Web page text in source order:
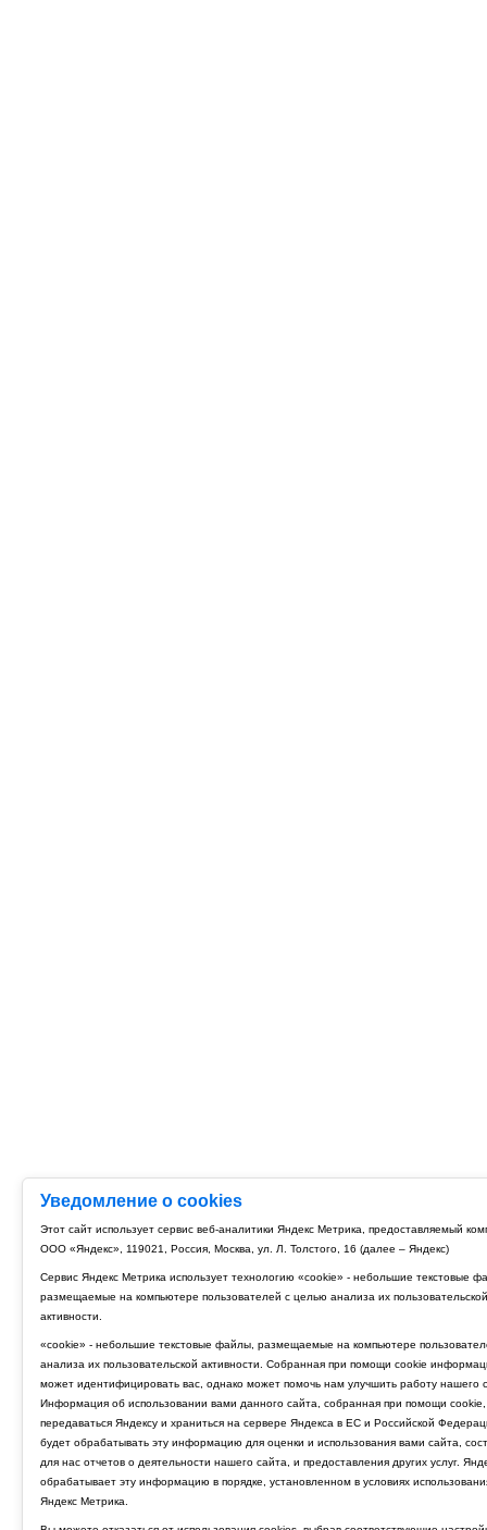
Уведомление о cookies
Этот сайт использует сервис веб-аналитики Яндекс Метрика, предоставляемый
ООО «Яндекс», 119021, Россия, Москва, ул. Л. Толстого, 16 (далее – Яндекс)
Сервис Яндекс Метрика использует технологию «cookie» - небольшие текстовые
размещаемые на компьютере пользователей с целью анализа их пользовательской
активности.
«cookie» - небольшие текстовые файлы, размещаемые на компьютере
анализа их пользовательской активности. Собранная при помощи cookie
может идентифицировать вас, однако может помочь нам улучшить работу нашего
Информация об использовании вами данного сайта, собранная при помощи cookie,
передаваться Яндексу и храниться на сервере Яндекса в ЕС и Российской
будет обрабатывать эту информацию для оценки и использования вами сайта,
для нас отчетов о деятельности нашего сайта, и предоставления других услуг.
обрабатывает эту информацию в порядке, установленном в условиях
Яндекс Метрика.